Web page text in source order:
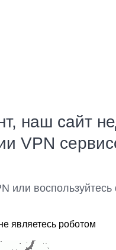
наш сайт
VPN
или
являетесь роботом